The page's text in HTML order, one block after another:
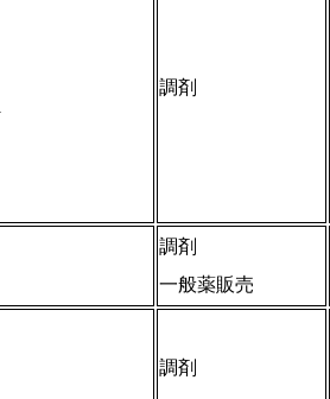
調剤
調剤
一般薬販売
調剤